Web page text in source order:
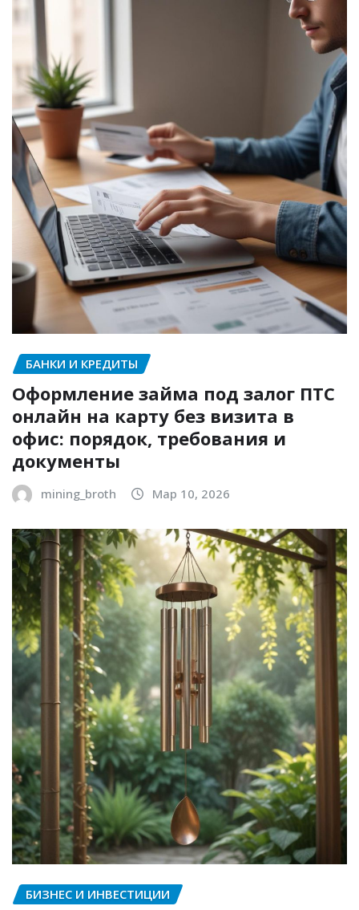
БАНКИ И КРЕДИТЫ
Оформление займа под залог ПТС
онлайн на карту без визита в
офис: порядок, требования и
документы
mining_broth Мар 10, 2026
БИЗНЕС И ИНВЕСТИЦИИ